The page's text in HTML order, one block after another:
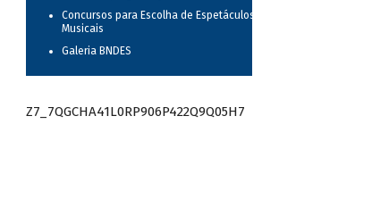
Concursos para Escolha de Espetáculos
Musicais
Galeria BNDES
Z7_7QGCHA41L0RP906P422Q9Q05H7